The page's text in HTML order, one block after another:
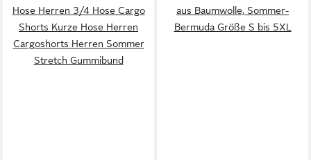
Hose Herren 3/4 Hose Cargo
Shorts Kurze Hose Herren
Cargoshorts Herren Sommer
Stretch Gummibund
aus Baumwolle, Sommer-
Bermuda Größe S bis 5XL